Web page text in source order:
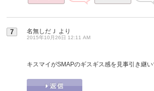
7 名無しだＪ より
2015年10月26日 12:11 AM
キスマイがSMAPのギスギス感を見事引き継